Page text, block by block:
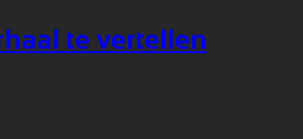
te vertellen